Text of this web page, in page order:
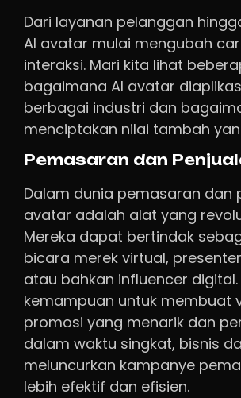
Dari layanan pelanggan
AI avatar mulai mengubah
interaksi. Mari kita lihat
bagaimana AI avatar
berbagai industri dan
menciptakan nilai tambah
Pemasaran dan
Dalam dunia pemasaran dan
avatar adalah alat yang
Mereka dapat bertindak
bicara merek virtual,
atau bahkan influencer digital.
kemampuan untuk membuat
promosi yang menarik dan
dalam waktu singkat, bisnis
meluncurkan kampanye
lebih efektif dan efisien.